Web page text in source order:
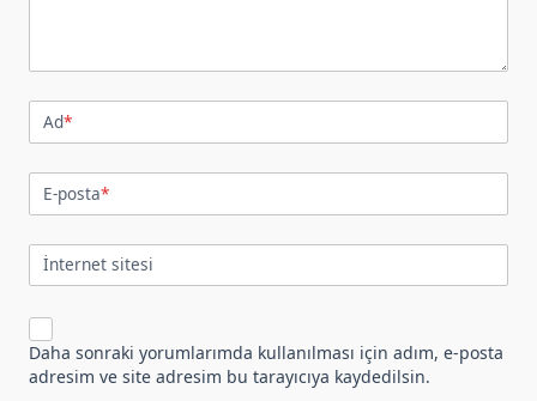
Ad*
E-posta*
İnternet sitesi
Daha sonraki yorumlarımda kullanılması için adım, e-posta
adresim ve site adresim bu tarayıcıya kaydedilsin.